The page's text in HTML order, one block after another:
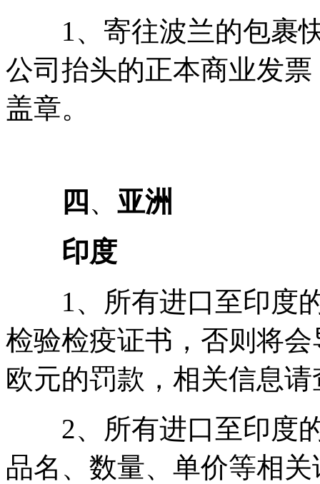
1、寄往波兰的包裹快
公司抬头的正本商业发
盖章。
四 、 亚洲
印度
1、所有进口至印度的
检验检疫证书，否则将
欧元的罚款，相关信息
2、所有进口至印度的
品名、数量、单价等相